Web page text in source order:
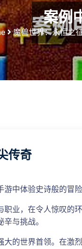
案例
魔兽世界：永恒之
传奇
中体验史诗般的冒险
业，在令人惊叹的
与挑战。
的世界首领。在激